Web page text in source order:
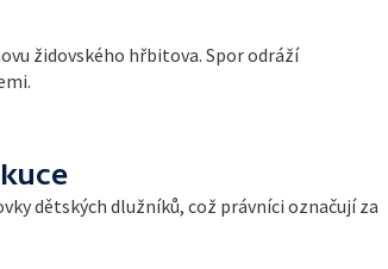
židovského hřbitova. Spor odráží
dětských dlužníků, což právníci označují za